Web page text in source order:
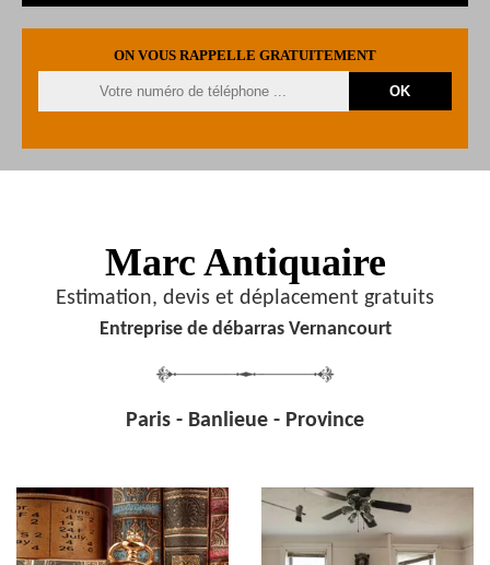
ON VOUS RAPPELLE GRATUITEMENT
Marc Antiquaire
Estimation, devis et déplacement gratuits
Entreprise de débarras Vernancourt
Paris - Banlieue - Province